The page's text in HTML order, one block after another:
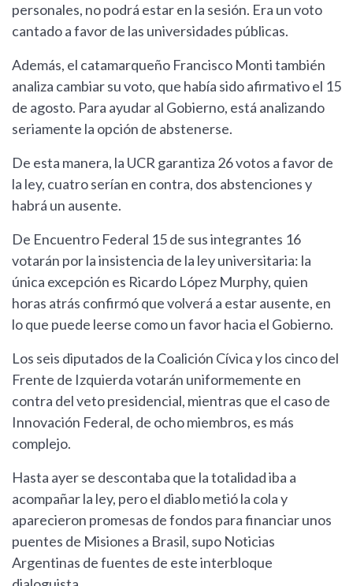
personales, no podrá estar en la sesión. Era un voto
cantado a favor de las universidades públicas.
Además, el catamarqueño Francisco Monti también
analiza cambiar su voto, que había sido afirmativo el 15
de agosto. Para ayudar al Gobierno, está analizando
seriamente la opción de abstenerse.
De esta manera, la UCR garantiza 26 votos a favor de
la ley, cuatro serían en contra, dos abstenciones y
habrá un ausente.
De Encuentro Federal 15 de sus integrantes 16
votarán por la insistencia de la ley universitaria: la
única excepción es Ricardo López Murphy, quien
horas atrás confirmó que volverá a estar ausente, en
lo que puede leerse como un favor hacia el Gobierno.
Los seis diputados de la Coalición Cívica y los cinco del
Frente de Izquierda votarán uniformemente en
contra del veto presidencial, mientras que el caso de
Innovación Federal, de ocho miembros, es más
complejo.
Hasta ayer se descontaba que la totalidad iba a
acompañar la ley, pero el diablo metió la cola y
aparecieron promesas de fondos para financiar unos
puentes de Misiones a Brasil, supo Noticias
Argentinas de fuentes de este interbloque